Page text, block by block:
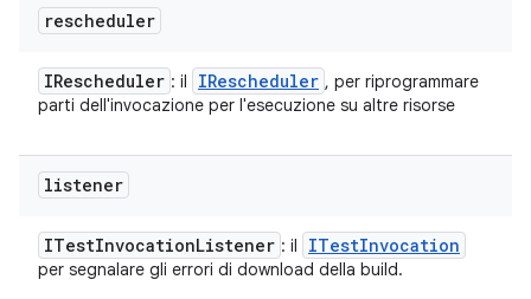
rescheduler
IRescheduler : il IRescheduler , per riprogrammare
parti dell'invocazione per l'esecuzione su altre risorse
listener
ITestInvocationListener : il ITestInvocation
per segnalare gli errori di download della build.